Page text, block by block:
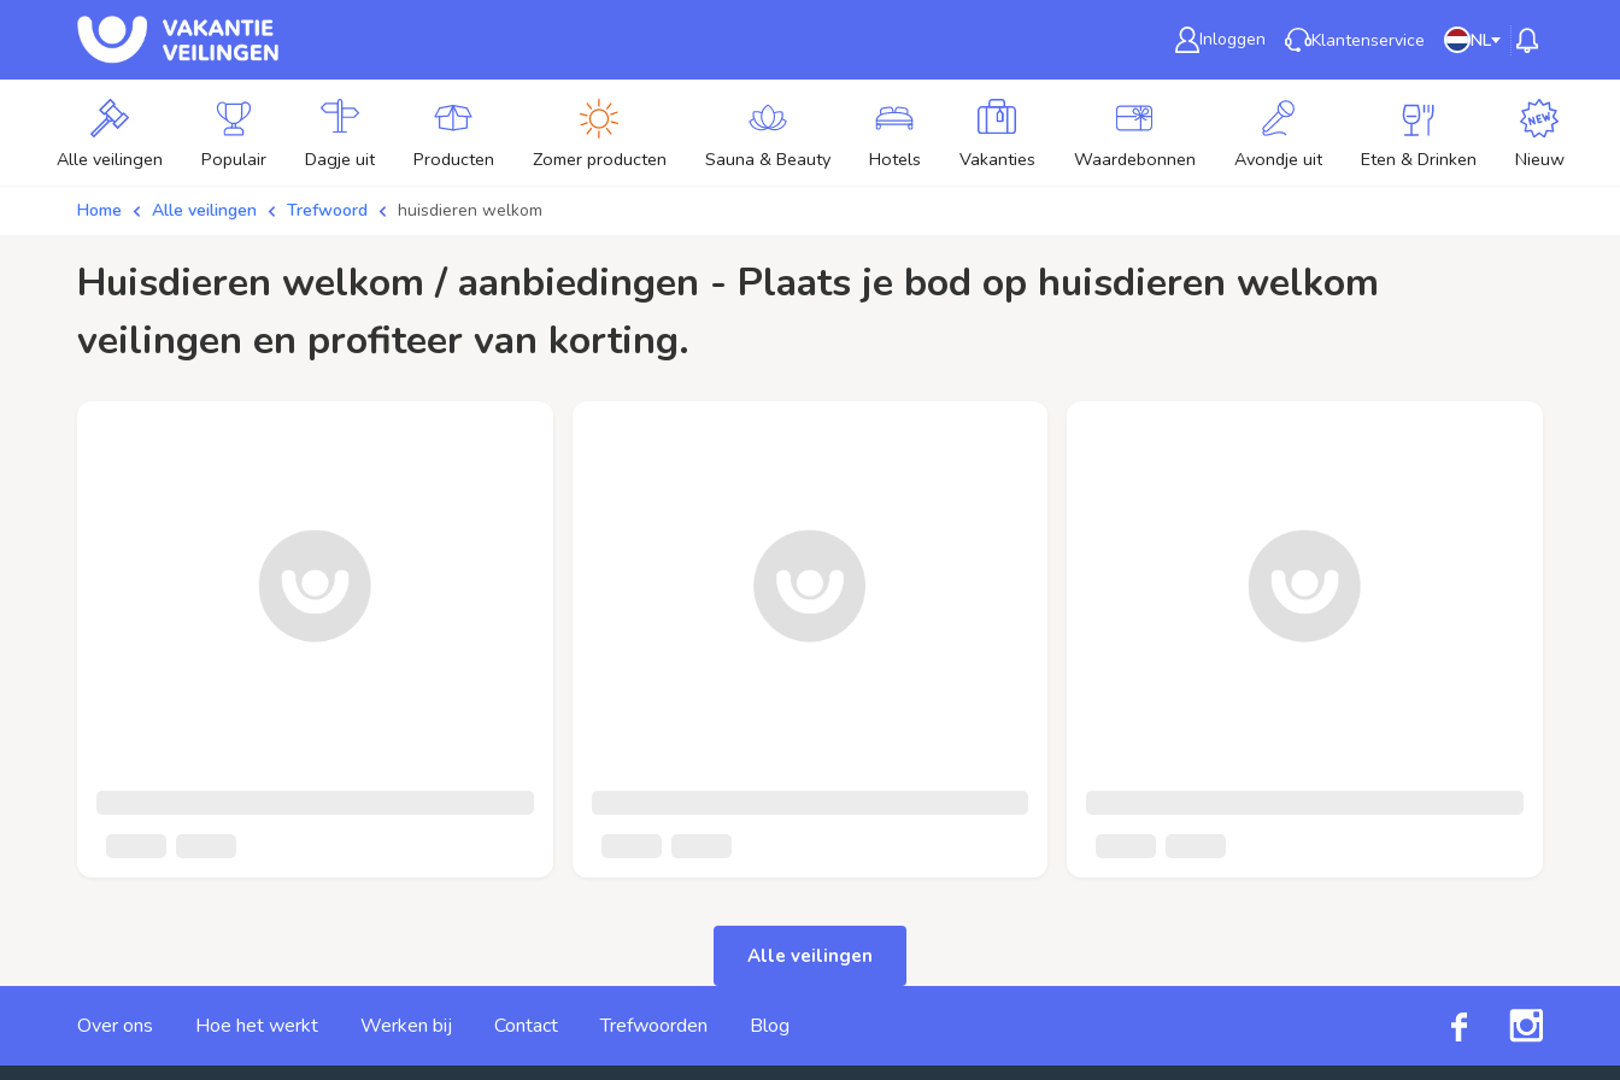
Inloggen Klantenservice NL
Alle veilingen Populair Dagje uit Producten Zomer producten Sauna & Beauty Hotels Vakanties Waardebonnen Avondje uit Eten & Drinken Nieuw
Home Alle veilingen Trefwoord huisdieren welkom
huisdieren welkom / aanbiedingen - Plaats je bod op huisdieren welkom
veilingen en profiteer van korting.
Alle veilingen
Over ons Hoe het werkt Werken bij Contact Trefwoorden Blog